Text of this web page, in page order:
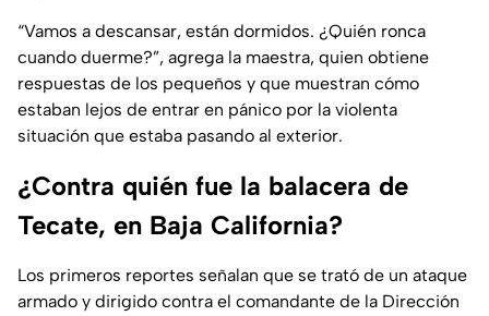
“Vamos a descansar, están dormidos. ¿Quién ronca
cuando duerme?”, agrega la maestra, quien obtiene
respuestas de los pequeños y que muestran cómo
estaban lejos de entrar en pánico por la violenta
situación que estaba pasando al exterior.
¿Contra quién fue la balacera de
Tecate, en Baja California?
Los primeros reportes señalan que se trató de un ataque
armado y dirigido contra el comandante de la Dirección